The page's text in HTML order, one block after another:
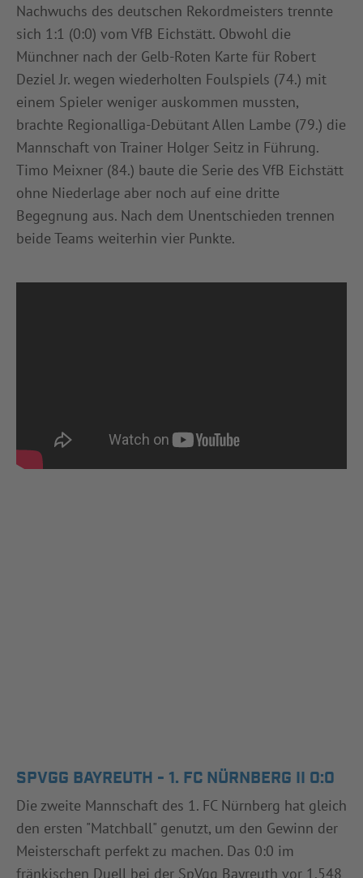
Nachwuchs des deutschen Rekordmeisters trennte
sich 1:1 (0:0) vom VfB Eichstätt. Obwohl die
Münchner nach der Gelb-Roten Karte für Robert
Deziel Jr. wegen wiederholten Foulspiels (74.) mit
einem Spieler weniger auskommen mussten,
brachte Regionalliga-Debütant Allen Lambe (79.) die
Mannschaft von Trainer Holger Seitz in Führung.
Timo Meixner (84.) baute die Serie des VfB Eichstätt
ohne Niederlage aber noch auf eine dritte
Begegnung aus. Nach dem Unentschieden trennen
beide Teams weiterhin vier Punkte.
SPVGG BAYREUTH - 1. FC NÜRNBERG II 0:0
Die zweite Mannschaft des 1. FC Nürnberg hat gleich
den ersten "Matchball" genutzt, um den Gewinn der
Meisterschaft perfekt zu machen. Das 0:0 im
fränkischen Duell bei der SpVgg Bayreuth vor 1.548